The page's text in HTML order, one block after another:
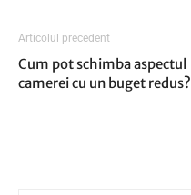
Articolul precedent
Cum pot schimba aspectul
camerei cu un buget redus?